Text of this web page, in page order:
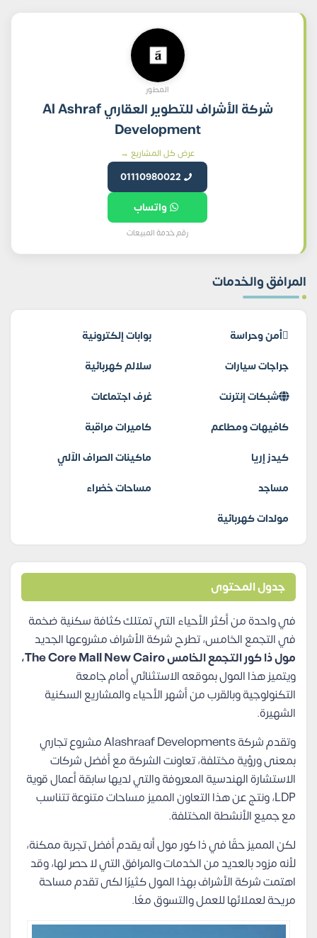
المطور
شركة الأشراف للتطوير العقاري Al Ashraf
Development
عرض كل المشاريع →
01110980022
واتساب
رقم خدمة المبيعات
المرافق والخدمات
أمن وحراسة
بوابات إلكترونية
جراجات سيارات
سلالم كهربائية
شبكات إنترنت
غرف اجتماعات
كافيهات ومطاعم
كاميرات مراقبة
كيدز إريا
ماكينات الصراف الآلي
مساجد
مساحات خضراء
مولدات كهربائية
جدول المحتوى
في واحدة من أكثر الأحياء التي تمتلك كثافة سكنية ضخمة
في التجمع الخامس، تطرح شركة الأشراف مشروعها الجديد
مول ذا كور التجمع الخامس The Core Mall New Cairo،
ويتميز هذا المول بموقعه الاستثنائي أمام جامعة
التكنولوجية وبالقرب من أشهر الأحياء والمشاريع السكنية
الشهيرة.
وتقدم شركة Alashraaf Developments مشروع تجاري
بمعنى ورؤية مختلفة، تعاونت الشركة مع أفضل شركات
الاستشارة الهندسية المعروفة والتي لديها سابقة أعمال قوية
LDP، ونتج عن هذا التعاون المميز مساحات متنوعة تتناسب
مع جميع الأنشطة المختلفة.
لكن المميز حقًا في ذا كور مول أنه يقدم أفضل تجربة ممكنة،
لأنه مزود بالعديد من الخدمات والمرافق التي لا حصر لها، وقد
اهتمت شركة الأشراف بهذا المول كثيرًا لكى تقدم مساحة
مريحة لعملائها للعمل والتسوق معًا.